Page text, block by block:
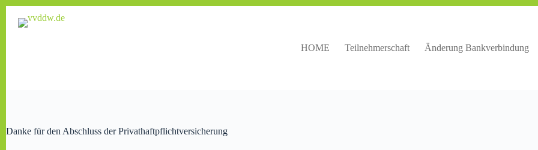
Inhalt
HOME
Teilnehmerschaft Änderung Bankverbindung
Danke für den Abschluss der Privathaftpflichtversicherung